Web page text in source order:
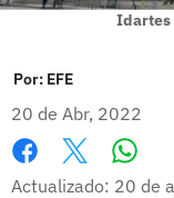
Idartes
Por: EFE
20 de Abr, 2022
Facebook
X
Actualizado: 20 de